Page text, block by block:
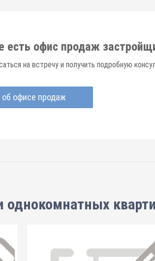
есть офис продаж
на встречу и получить подробную
об офисе продаж
однокомнатных